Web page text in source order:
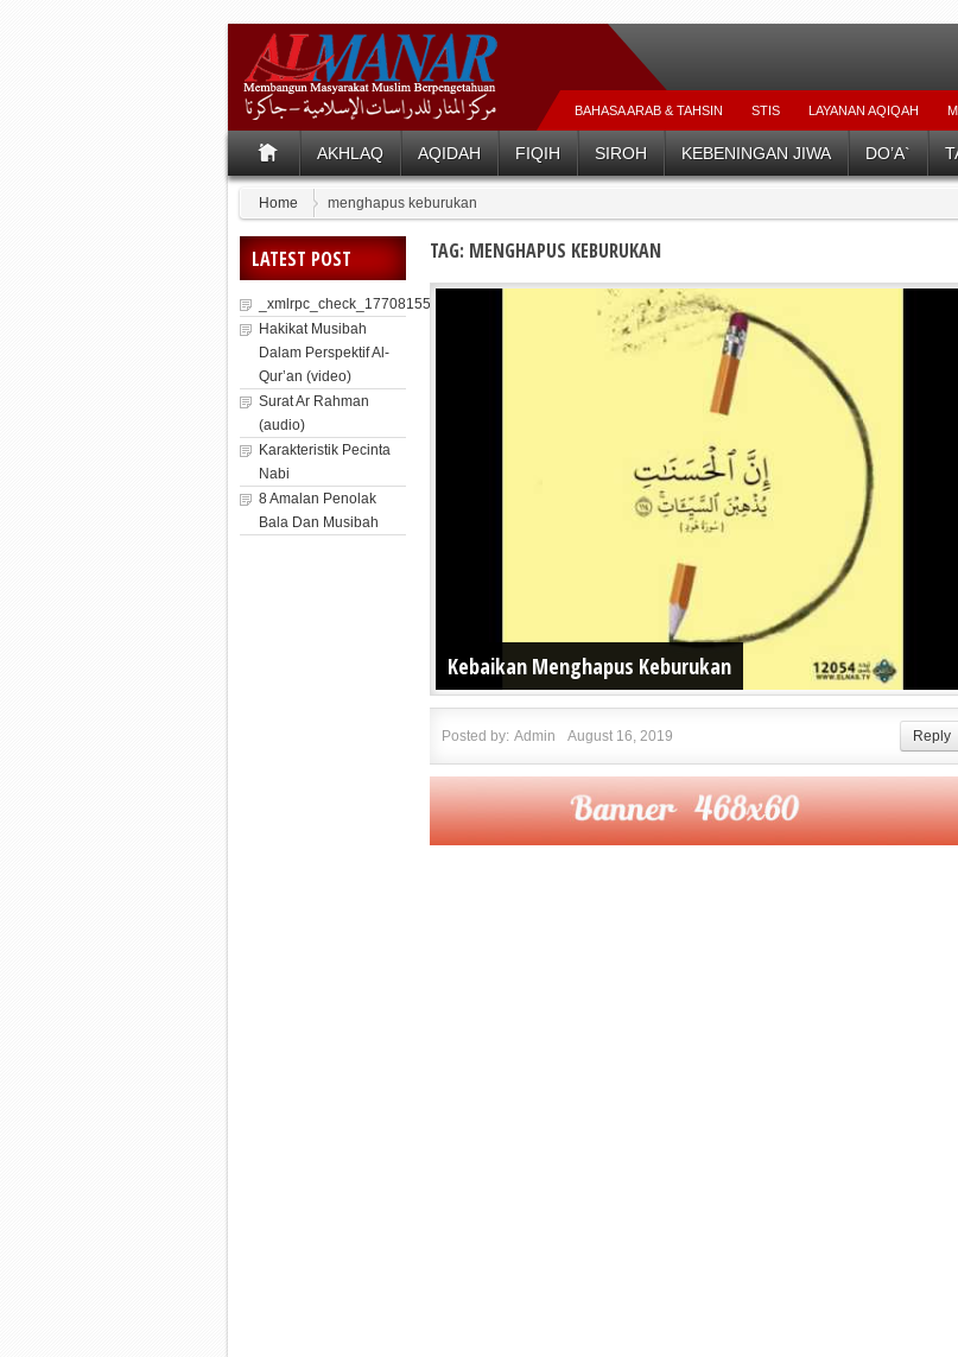
BAHASA ARAB & TAHSIN STIS LAYANAN AQIQAH
AKHLAQ AQIDAH FIQIH SIROH KEBENINGAN JIWA DO’A`
Home menghapus keburukan
LATEST POST
_xmlrpc_check_1770815571_1881
Hakikat Musibah
Dalam Perspektif Al-
Qur’an (video)
Surat Ar Rahman
(audio)
Karakteristik Pecinta
Nabi
8 Amalan Penolak
Bala Dan Musibah
TAG: MENGHAPUS KEBURUKAN
Kebaikan Menghapus Keburukan
Posted by: Admin August 16, 2019 Reply